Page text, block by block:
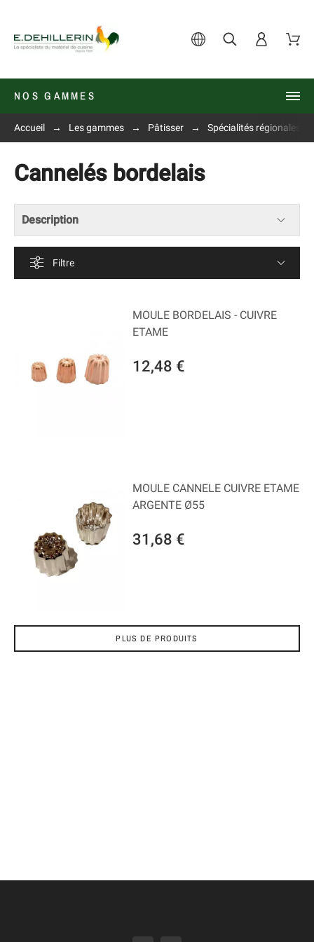
NOS GAMMES
Accueil Les gammes Pâtisser Spécialités régionales
Cannelés bordelais
Description
Filtre
12,48 €
MOULE BORDELAIS - CUIVRE
ETAME
31,68 €
MOULE CANNELE CUIVRE ETAME
ARGENTE Ø55
PLUS DE PRODUITS